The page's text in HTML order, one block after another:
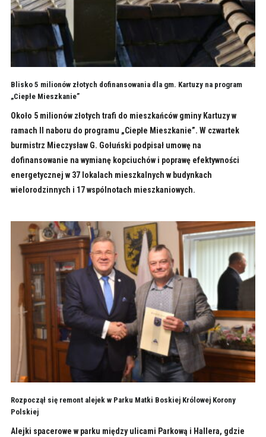
Blisko 5 milionów złotych dofinansowania dla gm. Kartuzy na program
„Ciepłe Mieszkanie”
Około 5 milionów złotych trafi do mieszkańców gminy Kartuzy w
ramach II naboru do programu „Ciepłe Mieszkanie”. W czwartek
burmistrz Mieczysław G. Gołuński podpisał umowę na
dofinansowanie na wymianę kopciuchów i poprawę efektywności
energetycznej w 37 lokalach mieszkalnych w budynkach
wielorodzinnych i 17 wspólnotach mieszkaniowych.
Rozpoczął się remont alejek w Parku Matki Boskiej Królowej Korony
Polskiej
Alejki spacerowe w parku między ulicami Parkową i Hallera, gdzie